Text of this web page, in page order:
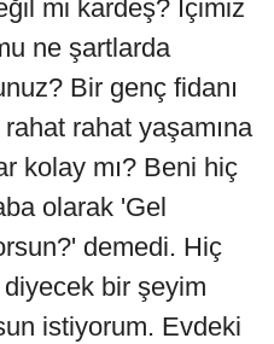
mi kardeş? İçimiz
ne şartlarda
Bir genç fidanı
rahat yaşamına
kolay mı? Beni hiç
olarak 'Gel
demedi. Hiç
bir şeyim
istiyorum. Evdeki